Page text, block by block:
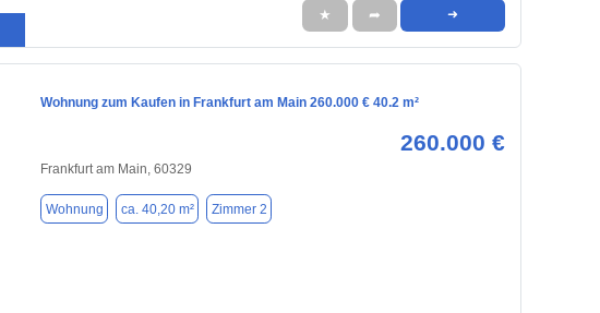
★ ➦ ➜
Wohnung zum Kaufen in Frankfurt am Main 260.000 € 40.2 m²
260.000 €
Frankfurt am Main, 60329
Wohnung ca. 40,20 m² Zimmer 2